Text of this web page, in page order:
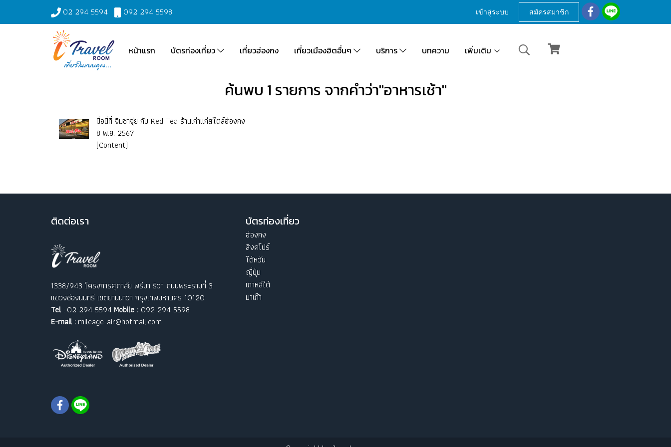
02 294 5594 092 294 5598 เข้าสู่ระบบ สมัครสมาชิก
หน้าแรก บัตรท่องเที่ยว เที่ยวฮ่องกง เที่ยวเมืองฮิตอื่นๆ บริการ บทความ เพิ่มเติม
ค้นพบ 1 รายการ จากคำว่า"อาหารเช้า"
มื้อนี้ที่ จิมซาจุ่ย กับ Red Tea ร้านเก่าแก่สไตล์ฮ่องกง
8 พ.ย. 2567
(Content)
ติดต่อเรา
1338/943 โครงการศุภาลัย พรีมา ริวา ถนนพระรามที่ 3
แขวงช่องนนทรี เขตยานนาวา กรุงเทพมหานคร 10120
Tel: 02 294 5594 Mobile : 092 294 5598
E-mail : mileage-air@hotmail.com
บัตรท่องเที่ยว
ฮ่องกง
สิงคโปร์
ไต้หวัน
ญี่ปุ่น
เกาหลีใต้
มาเก๊า